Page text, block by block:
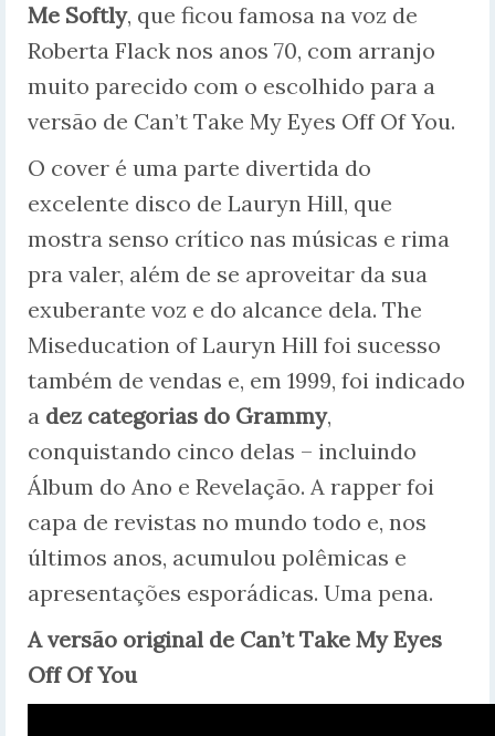
Me Softly, que ficou famosa na voz de
Roberta Flack nos anos 70, com arranjo
muito parecido com o escolhido para a
versão de Can’t Take My Eyes Off Of You.
O cover é uma parte divertida do
excelente disco de Lauryn Hill, que
mostra senso crítico nas músicas e rima
pra valer, além de se aproveitar da sua
exuberante voz e do alcance dela. The
Miseducation of Lauryn Hill foi sucesso
também de vendas e, em 1999, foi indicado
a dez categorias do Grammy,
conquistando cinco delas – incluindo
Álbum do Ano e Revelação. A rapper foi
capa de revistas no mundo todo e, nos
últimos anos, acumulou polêmicas e
apresentações esporádicas. Uma pena.
A versão original de Can’t Take My Eyes
Off Of You